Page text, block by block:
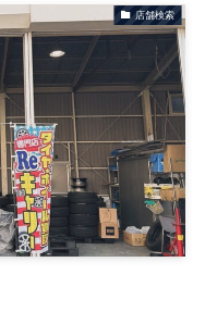
店舗検索